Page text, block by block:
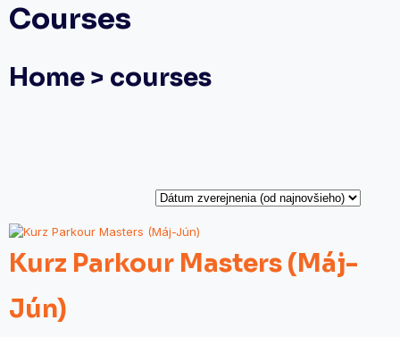
Courses
Home > courses
Kurz Parkour Masters (Máj-
Jún)